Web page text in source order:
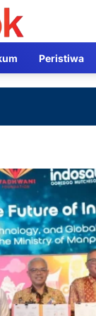
Peristiwa